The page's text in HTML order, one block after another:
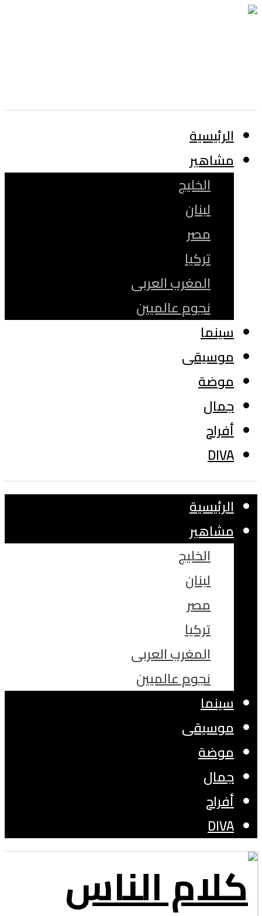
الرئيسية
مشاهير
الخليج
لبنان
مصر
تركيا
المغرب العربى
نجوم عالميين
سينما
موسيقى
موضة
جمال
أفراح
DIVA
الرئيسية
مشاهير
الخليج
لبنان
مصر
تركيا
المغرب العربى
نجوم عالميين
سينما
موسيقى
موضة
جمال
أفراح
DIVA